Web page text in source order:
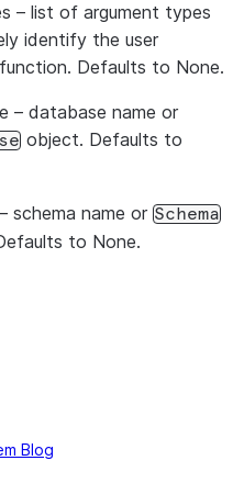
– list of argument types
identify the user
Defaults to None.
– database name or
object. Defaults to
– schema name or Schema
to None.
Blog